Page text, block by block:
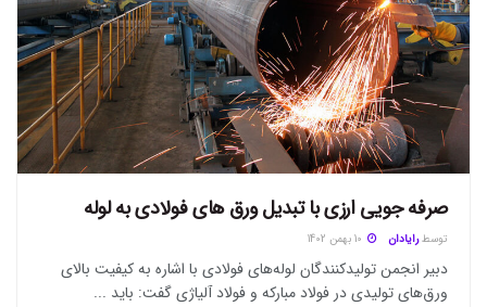
صرفه جویی ارزی با تبدیل ورق های فولادی به لوله
توسط رایادان
دبیر انجمن تولیدکنندگان لوله‌های فولادی با اشاره به کیفیت بالای
ورق‌های تولیدی در فولاد مبارکه و فولاد آلیاژی گفت: باید ...